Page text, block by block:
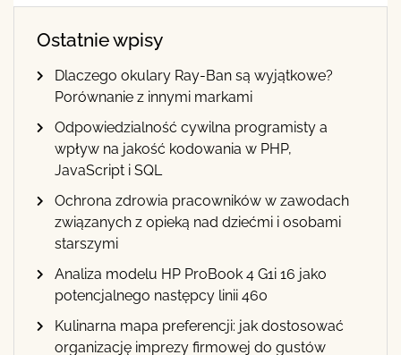
Ostatnie wpisy
Dlaczego okulary Ray-Ban są wyjątkowe?
Porównanie z innymi markami
Odpowiedzialność cywilna programisty a
wpływ na jakość kodowania w PHP,
JavaScript i SQL
Ochrona zdrowia pracowników w zawodach
związanych z opieką nad dziećmi i osobami
starszymi
Analiza modelu HP ProBook 4 G1i 16 jako
potencjalnego następcy linii 460
Kulinarna mapa preferencji: jak dostosować
organizację imprezy firmowej do gustów